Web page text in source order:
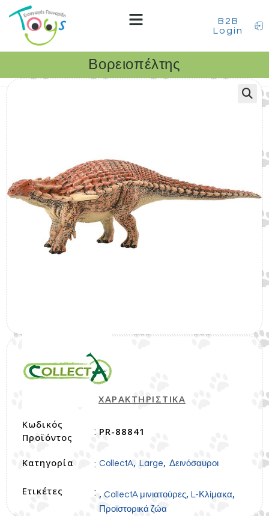
B2B
Login
Βορειοπέλτης
ΧΑΡΑΚΤΗΡΙΣΤΙΚΑ
Κωδικός
Προϊόντος
: PR-88841
Κατηγορία : CollectA, Large, Δεινόσαυροι
Ετικέτες : , CollectA μινιατούρες, L-Κλίμακα,
Προϊστορικά ζώα